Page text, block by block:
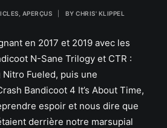
APERÇUS BY CHRIS' KLIPPEL
en 2017 et 2019 avec les
N-Sane Trilogy et CTR :
Nitro Fueled, puis une
Bandicoot 4 It’s About Time,
espoir et nous dire que
derrière notre marsupial